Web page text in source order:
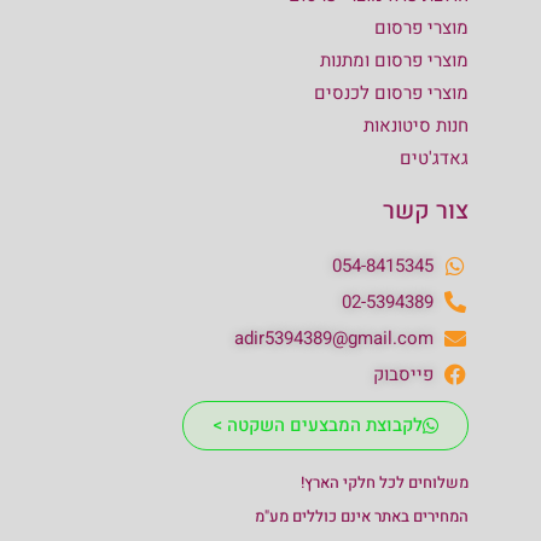
מוצרי פרסום
מוצרי פרסום ומתנות
מוצרי פרסום לכנסים
חנות סיטונאות
גאדג'טים
צור קשר
054-8415345
02-5394389
adir5394389@gmail.com
פייסבוק
לקבוצת המבצעים השקטה >
משלוחים לכל חלקי הארץ!
המחירים באתר אינם כוללים מע"מ